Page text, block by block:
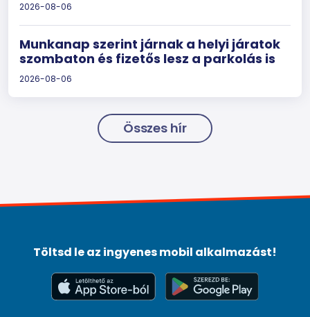
2026-08-06
Munkanap szerint járnak a helyi járatok
szombaton és fizetős lesz a parkolás is
2026-08-06
Összes hír
Töltsd le az ingyenes mobil alkalmazást!